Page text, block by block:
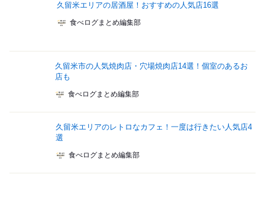
久留米エリアの居酒屋！おすすめの人気店16選
食べログまとめ編集部
久留米市の人気焼肉店・穴場焼肉店14選！個室のあるお
店も
食べログまとめ編集部
久留米エリアのレトロなカフェ！一度は行きたい人気店4
選
食べログまとめ編集部